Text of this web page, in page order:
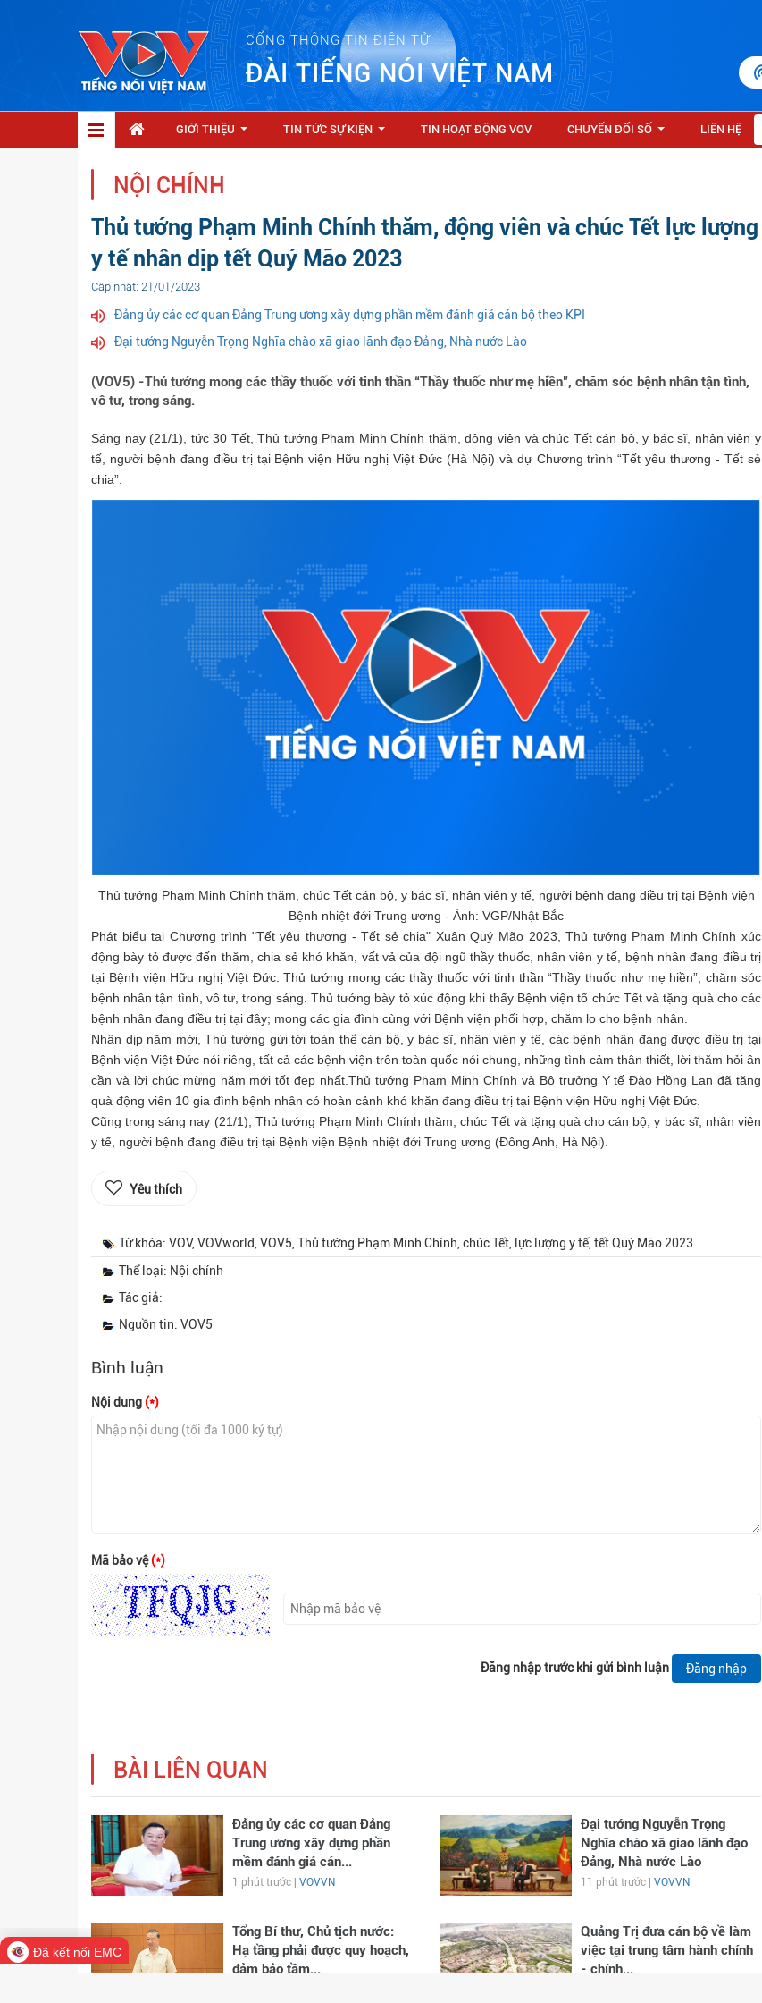
CỔNG THÔNG TIN ĐIỆN TỬ
ĐÀI TIẾNG NÓI VIỆT NAM
GIỚI THIỆU TIN TỨC SỰ KIỆN TIN HOẠT ĐỘNG VOV CHUYỂN ĐỔI SỐ LIÊN HỆ
NỘI CHÍNH
Thủ tướng Phạm Minh Chính thăm, động viên và chúc Tết lực lượng
y tế nhân dịp tết Quý Mão 2023
Cập nhật: 21/01/2023
Đảng ủy các cơ quan Đảng Trung ương xây dựng phần mềm đánh giá cán bộ theo KPI
Đại tướng Nguyễn Trọng Nghĩa chào xã giao lãnh đạo Đảng, Nhà nước Lào
(VOV5) -Thủ tướng mong các thầy thuốc với tinh thần “Thầy thuốc như mẹ hiền”, chăm sóc bệnh nhân tận tình,
vô tư, trong sáng.
Sáng nay (21/1), tức 30 Tết, Thủ tướng Phạm Minh Chính thăm, động viên và chúc Tết cán bộ, y bác sĩ, nhân viên y
tế, người bệnh đang điều trị tại Bệnh viện Hữu nghị Việt Đức (Hà Nội) và dự Chương trình “Tết yêu thương - Tết sẻ
chia”.
Thủ tướng Phạm Minh Chính thăm, chúc Tết cán bộ, y bác sĩ, nhân viên y tế, người bệnh đang điều trị tại Bệnh viện
Bệnh nhiệt đới Trung ương - Ảnh: VGP/Nhật Bắc
Phát biểu tại Chương trình "Tết yêu thương - Tết sẻ chia" Xuân Quý Mão 2023, Thủ tướng Phạm Minh Chính xúc
động bày tỏ được đến thăm, chia sẻ khó khăn, vất vả của đội ngũ thầy thuốc, nhân viên y tế, bệnh nhân đang điều trị
tại Bệnh viện Hữu nghị Việt Đức. Thủ tướng mong các thầy thuốc với tinh thần “Thầy thuốc như mẹ hiền”, chăm sóc
bệnh nhân tận tình, vô tư, trong sáng. Thủ tướng bày tỏ xúc động khi thấy Bệnh viện tổ chức Tết và tặng quà cho các
bệnh nhân đang điều trị tại đây; mong các gia đình cùng với Bệnh viện phối hợp, chăm lo cho bệnh nhân.
Nhân dịp năm mới, Thủ tướng gửi tới toàn thể cán bộ, y bác sĩ, nhân viên y tế, các bệnh nhân đang được điều trị tại
Bệnh viện Việt Đức nói riêng, tất cả các bệnh viện trên toàn quốc nói chung, những tình cảm thân thiết, lời thăm hỏi ân
cần và lời chúc mừng năm mới tốt đẹp nhất.Thủ tướng Phạm Minh Chính và Bộ trưởng Y tế Đào Hồng Lan đã tặng
quà động viên 10 gia đình bệnh nhân có hoàn cảnh khó khăn đang điều trị tại Bệnh viện Hữu nghị Việt Đức.
Cũng trong sáng nay (21/1), Thủ tướng Phạm Minh Chính thăm, chúc Tết và tặng quà cho cán bộ, y bác sĩ, nhân viên
y tế, người bệnh đang điều trị tại Bệnh viện Bệnh nhiệt đới Trung ương (Đông Anh, Hà Nội).
Yêu thích
Từ khóa: VOV, VOVworld, VOV5, Thủ tướng Phạm Minh Chính, chúc Tết, lực lượng y tế, tết Quý Mão 2023
Thể loại: Nội chính
Tác giả:
Nguồn tin: VOV5
Bình luận
Nội dung (*)
Mã bảo vệ(*)
Đăng nhập trước khi gửi bình luận Đăng nhập
BÀI LIÊN QUAN
Đảng ủy các cơ quan Đảng
Trung ương xây dựng phần
mềm đánh giá cán...
1 phút trước | VOVVN
Đại tướng Nguyễn Trọng
Nghĩa chào xã giao lãnh đạo
Đảng, Nhà nước Lào
11 phút trước | VOVVN
Tổng Bí thư, Chủ tịch nước:
Hạ tầng phải được quy hoạch,
đảm bảo tầm...
Quảng Trị đưa cán bộ về làm
việc tại trung tâm hành chính
- chính...
Đã kết nối EMC